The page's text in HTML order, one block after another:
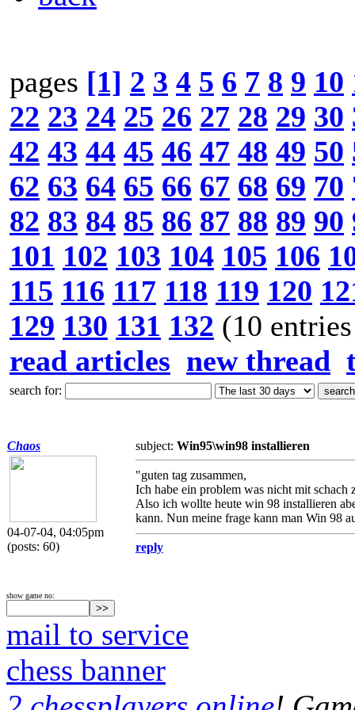
pages [1] 2 3 4 5 6 7 8 9 10
22 23 24 25 26 27 28 29 30
42 43 44 45 46 47 48 49 50
62 63 64 65 66 67 68 69 70
82 83 84 85 86 87 88 89 90
101 102 103 104 105 106
115 116 117 118 119 120
129 130 131 132 (10
read articles new thread
search for:
Chaos
04-07-04, 04:05pm
(posts: 60)
subject: Win95\win98 installieren
"guten tag zusammen,
Ich habe ein problem was nicht mit
Also ich wollte heute win 98 installieren
kann. Nun meine frage kann man Win 98
reply
show game no:
mail to service
chess banner